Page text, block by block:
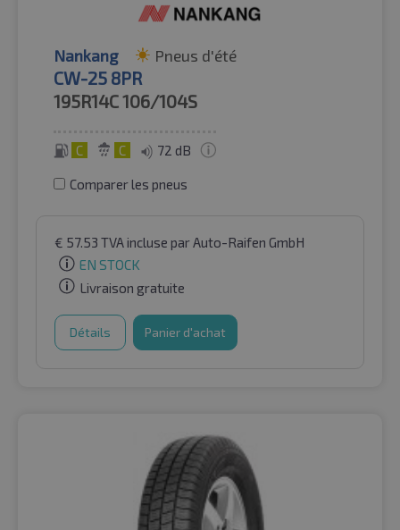
Nankang Pneus d'été
CW-25 8PR
195R14C106/104S
C C 72 dB
Comparer les pneus
€ 57.53 TVA incluse par Auto-Raifen GmbH
EN STOCK
Livraison gratuite
Détails Panier d'achat